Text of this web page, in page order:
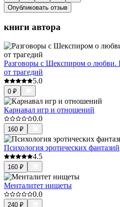
Опубликовать отзыв
книги автора
Разговоры с Шекспиром о любви.
от трагедий
5.0
0 ₽
Карнавал игр и отношений
0.0
160 ₽
Психология эротических фантазий
4.5
160 ₽
Менталитет нищеты
0.0
240 ₽